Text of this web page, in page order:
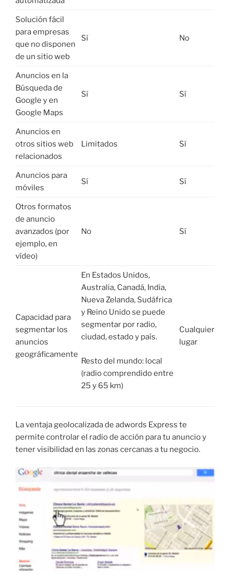
Solución fácil
para empresas
que no disponen
de un sitio web
Sí No
Anuncios en la
Búsqueda de
Google y en
Google Maps
Sí Sí
Anuncios en
otros sitios web
relacionados
Limitados Sí
Anuncios para
móviles
Sí Sí
Otros formatos
de anuncio
avanzados (por
ejemplo, en
vídeo)
No Sí
Capacidad para
segmentar los
anuncios
geográficamente
En Estados Unidos,
Australia, Canadá, India,
Nueva Zelanda, Sudáfrica
y Reino Unido se puede
segmentar por radio,
ciudad, estado y país.
Resto del mundo: local
(radio comprendido entre
25 y 65 km)
Cualquier
lugar
La ventaja geolocalizada de adwords Express te
permite controlar el radio de acción para tu anuncio y
tener visibilidad en las zonas cercanas a tu negocio.